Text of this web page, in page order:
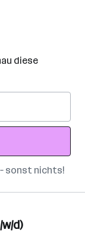
diese
sonst nichts!
d)